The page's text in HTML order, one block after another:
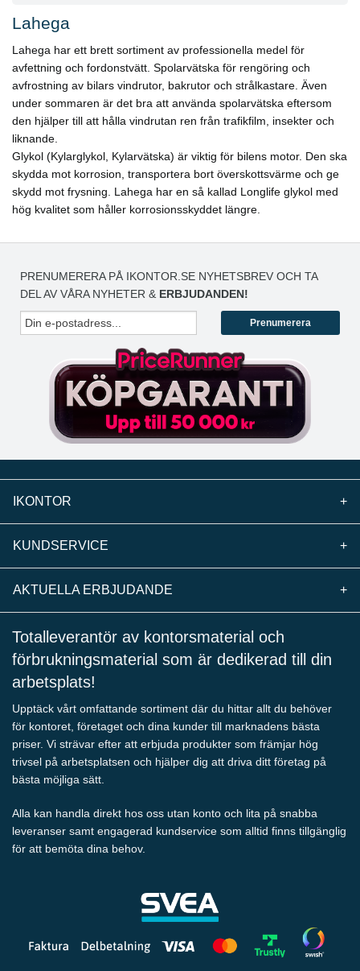
Lahega
Lahega har ett brett sortiment av professionella medel för
avfettning och fordonstvätt. Spolarvätska för rengöring och
avfrostning av bilars vindrutor, bakrutor och strålkastare. Även
under sommaren är det bra att använda spolarvätska eftersom
den hjälper till att hålla vindrutan ren från trafikfilm, insekter och
liknande.
Glykol (Kylarglykol, Kylarvätska) är viktig för bilens motor. Den ska
skydda mot korrosion, transportera bort överskottsvärme och ge
skydd mot frysning. Lahega har en så kallad Longlife glykol med
hög kvalitet som håller korrosionsskyddet längre.
PRENUMERERA PÅ IKONTOR.SE NYHETSBREV OCH TA
DEL AV VÅRA NYHETER & ERBJUDANDEN!
Prenumerera
IKONTOR +
KUNDSERVICE +
AKTUELLA ERBJUDANDE +
Totalleverantör av kontorsmaterial och
förbrukningsmaterial som är dedikerad till din
arbetsplats!
Upptäck vårt omfattande sortiment där du hittar allt du behöver
för kontoret, företaget och dina kunder till marknadens bästa
priser. Vi strävar efter att erbjuda produkter som främjar hög
trivsel på arbetsplatsen och hjälper dig att driva ditt företag på
bästa möjliga sätt.
Alla kan handla direkt hos oss utan konto och lita på snabba
leveranser samt engagerad kundservice som alltid finns tillgänglig
för att bemöta dina behov.